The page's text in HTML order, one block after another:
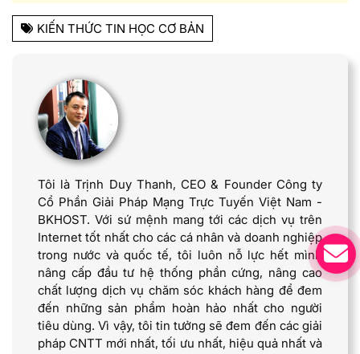
KIẾN THỨC TIN HỌC CƠ BẢN
Tôi là Trịnh Duy Thanh, CEO & Founder Công ty
Cổ Phần Giải Pháp Mạng Trực Tuyến Việt Nam -
BKHOST. Với sứ mệnh mang tới các dịch vụ trên
Internet tốt nhất cho các cá nhân và doanh nghiệp
trong nước và quốc tế, tôi luôn nỗ lực hết mình
nâng cấp đầu tư hệ thống phần cứng, nâng cao
chất lượng dịch vụ chăm sóc khách hàng để đem
đến những sản phẩm hoàn hảo nhất cho người
tiêu dùng. Vì vậy, tôi tin tưởng sẽ đem đến các giải
pháp CNTT mới nhất, tối ưu nhất, hiệu quả nhất và